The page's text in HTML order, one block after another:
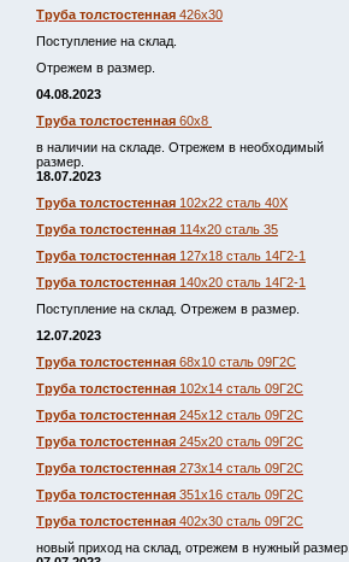
Труба толстостенная 426х30
Поступление на склад.
Отрежем в размер.
04.08.2023
Труба толстостенная 60х8
в наличии на складе. Отрежем в необходимый
размер.
18.07.2023
Труба толстостенная 102х22 сталь 40Х
Труба толстостенная 114х20 сталь 35
Труба толстостенная 127х18 сталь 14Г2-1
Труба толстостенная 140х20 сталь 14Г2-1
Поступление на склад. Отрежем в размер.
12.07.2023
Труба толстостенная 68х10 сталь 09Г2С
Труба толстостенная 102х14 сталь 09Г2С
Труба толстостенная 245х12 сталь 09Г2С
Труба толстостенная 245х20 сталь 09Г2С
Труба толстостенная 273х14 сталь 09Г2С
Труба толстостенная 351х16 сталь 09Г2С
Труба толстостенная 402х30 сталь 09Г2С
новый приход на склад, отрежем в нужный размер.